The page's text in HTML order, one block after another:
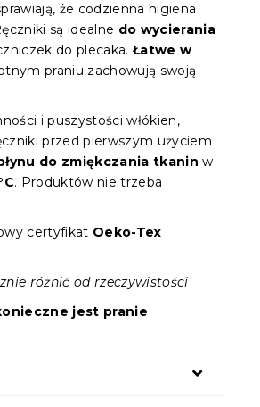
że codzienna higiena
są idealne do wycierania
do plecaka.Łatwe w
praniu zachowują swoją
i puszystości włókien,
przed pierwszym użyciem
do zmiękczania tkanin w
. Produktów nie trzeba
certyfikat Oeko-Tex
różnić od rzeczywistości
jest pranie